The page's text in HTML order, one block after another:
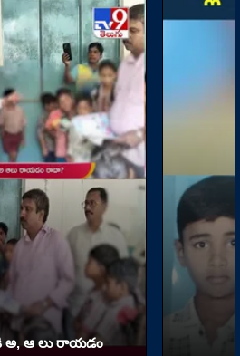
అ, ఆ లు రాయ‌డం